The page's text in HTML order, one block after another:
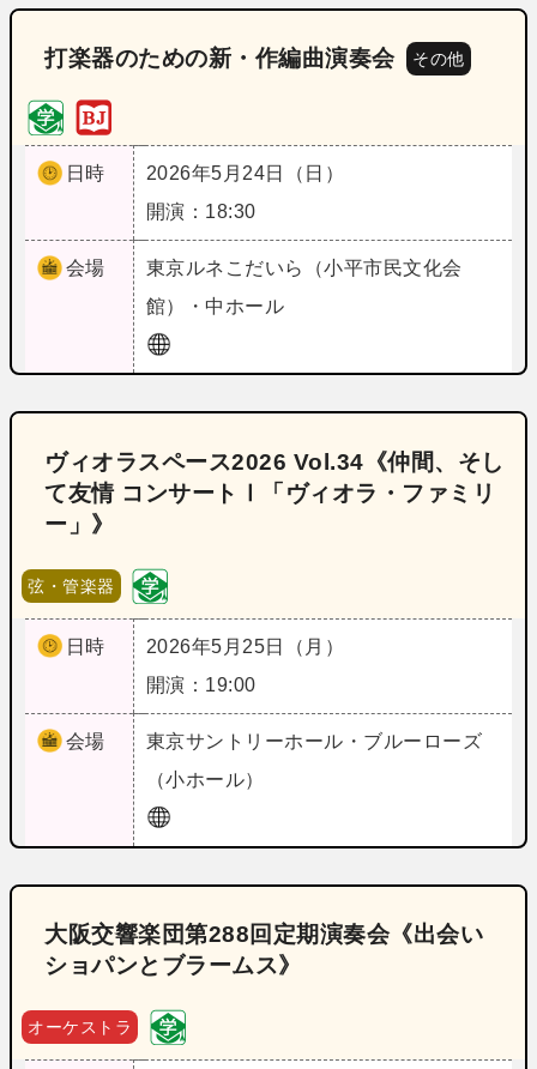
打楽器のための新・作編曲演奏会 その他
日時
2026年5月24日（日）
開演：18:30
会場 東京ルネこだいら（小平市民文化会
館）・中ホール
ヴィオラスペース2026 Vol.34《仲間、そし
て友情 コンサートⅠ「ヴィオラ・ファミリ
ー」》
弦・管楽器
日時
2026年5月25日（月）
開演：19:00
会場 東京サントリーホール・ブルーローズ
（小ホール）
大阪交響楽団第288回定期演奏会《出会い
ショパンとブラームス》
オーケストラ